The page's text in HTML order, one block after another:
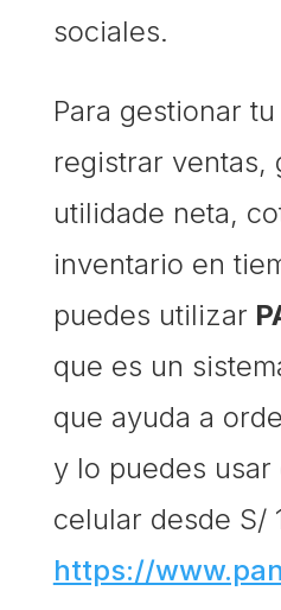
sociales.
Para gestionar
registrar ventas,
utilidade neta,
inventario en
puedes utilizar
que es un
que ayuda a
y lo puedes usar
celular desde S/
https://